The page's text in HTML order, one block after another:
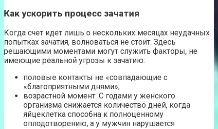
Как ускорить процесс зачатия
Когда счет идет лишь о нескольких месяцах неудачных
попытках зачатия, волноваться не стоит. Здесь
решающими моментами могут служить факторы, не
имеющие реальной угрозы к зачатию:
половые контакты не «совпадающие с
«благоприятными днями»;
возрастной момент. С годами у женского
организма снижается количество дней, когда
яйцеклетка способна к полноценному
оплодотворению, а у мужчин нарушается